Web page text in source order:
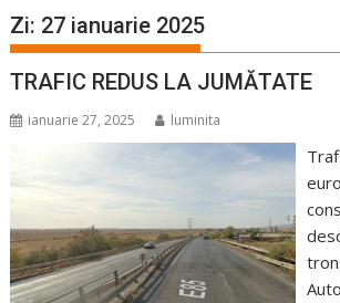
Zi: 27 ianuarie 2025
TRAFIC REDUS LA JUMĂTATE
ianuarie 27, 2025 luminita